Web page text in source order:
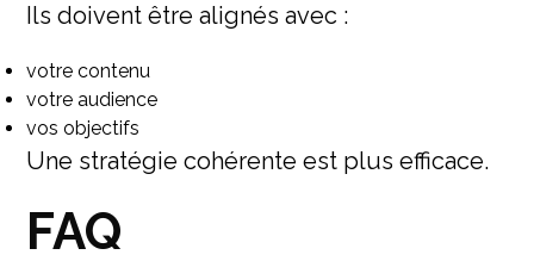
Ils doivent être alignés avec :
votre contenu
votre audience
vos objectifs
Une stratégie cohérente est plus efficace.
FAQ